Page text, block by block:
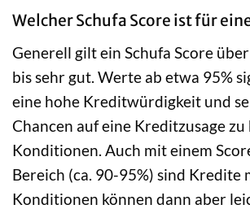
Welcher Schufa Score ist für
Generell gilt ein Schufa Score
bis sehr gut. Werte ab etwa 95%
eine hohe Kreditwürdigkeit und
Chancen auf eine Kreditzusage zu
Konditionen. Auch mit einem
Bereich (ca. 90-95%) sind Kredite
Konditionen können dann aber